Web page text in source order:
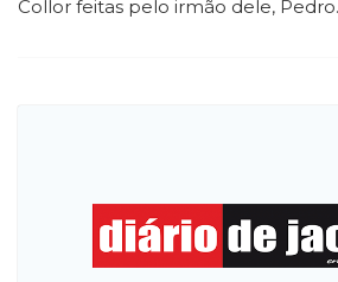
Collor feitas pelo irmão dele, Pedro.